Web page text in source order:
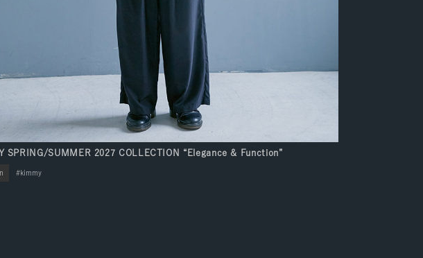
SPRING/SUMMER 2027 COLLECTION “Elegance & Function”
kimmy